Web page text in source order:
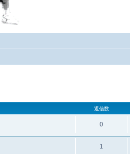
返信数
0
1